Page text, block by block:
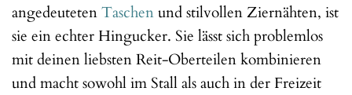
angedeutetenTaschenund stilvollen Ziernähten, ist
sie ein echter Hingucker. Sie lässt sich problemlos
mit deinen liebsten Reit-Oberteilen kombinieren
und macht sowohl im Stall als auch in der Freizeit